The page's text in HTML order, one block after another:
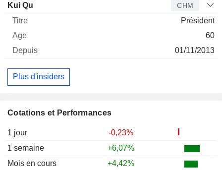
Cotations et Performances
1 jour
-0,23%
1 semaine
+6,07%
Mois en cours
+4,42%
Kui Qu CHM
Président
60
01/11/2013
Plus d'insiders